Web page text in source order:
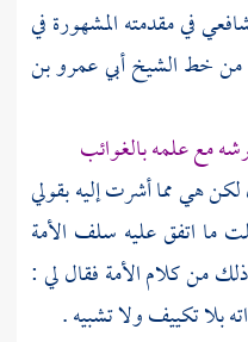
في مقدمته المشهورة في
من خط الشيخأبي عمرو بن
مع علمه بالغوائب
لكن هي مما أشرت إليه بقولي
ما اتفق عليه سلف الأمة
من كلام الأمة فقال لي :
بلا تكييف ولا تشبيه .